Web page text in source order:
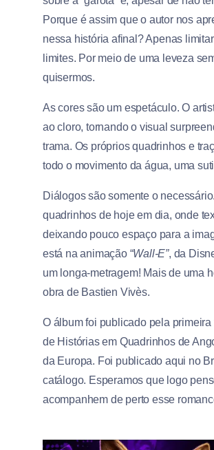
Porque é assim que o autor nos
nessa história afinal? Apenas
limites. Por meio de uma leveza
quisermos.
As cores são um espetáculo. O
ao cloro, tornando o visual
trama. Os próprios quadrinhos e
todo o movimento da água, uma
Diálogos são somente o
quadrinhos de hoje em dia, onde
deixando pouco espaço para a
está na animação “Wall-E”, da
um longa-metragem! Mais de uma
obra de Bastien Vivès.
O álbum foi publicado pela
de Histórias em Quadrinhos de
da Europa. Foi publicado aqui no
catálogo. Esperamos que logo
acompanhem de perto esse